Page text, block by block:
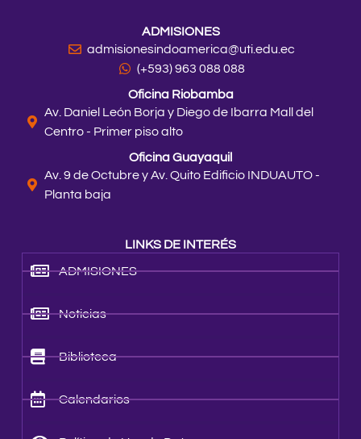
LINKS DE INTERÉS
ADMISIONES
Noticias
Biblioteca
Calendarios
ADMISIONES
admisionesindoamerica@uti.edu.ec
(+593) 963 088 088
Oficina Riobamba
Av. Daniel León Borja y Diego de Ibarra Mall del
Centro - Primer piso alto
Oficina Guayaquil
Av. 9 de Octubre y Av. Quito Edificio INDUAUTO -
Planta baja